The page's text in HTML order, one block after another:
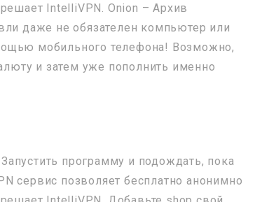
IntelliVPN. Onion – Архив
даже не обязателен компьютер или
мобильного телефона! Возможно,
и затем уже пополнить именно
программу и подождать, пока
сервис позволяет бесплатно анонимно